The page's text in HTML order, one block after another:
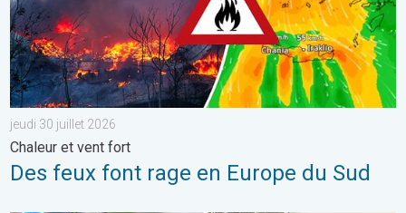
jeudi 30 juillet 2026
Chaleur et vent fort
Des feux font rage en Europe du Sud